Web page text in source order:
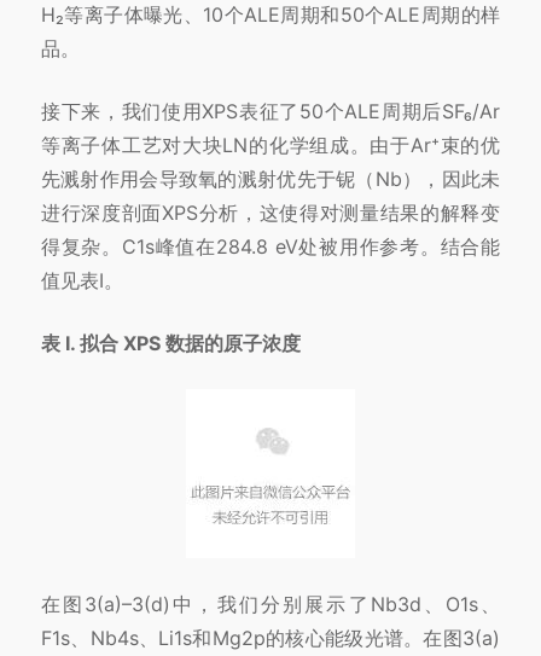
H₂等离子体曝光、10个ALE周期和50个ALE周期的样
品。
接下来，我们使用XPS表征了50个ALE周期后SF₆/Ar
等离子体工艺对大块LN的化学组成。由于Ar⁺束的优
先溅射作用会导致氧的溅射优先于铌（Nb），因此未
进行深度剖面XPS分析，这使得对测量结果的解释变
得复杂。C1s峰值在284.8 eV处被用作参考。结合能
值见表I。
表 I. 拟合 XPS 数据的原子浓度
在图3(a)–3(d)中，我们分别展示了Nb3d、O1s、
F1s、Nb4s、Li1s和Mg2p的核心能级光谱。在图3(a)